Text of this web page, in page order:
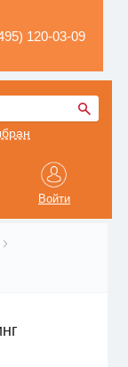
120-03-09
Войти